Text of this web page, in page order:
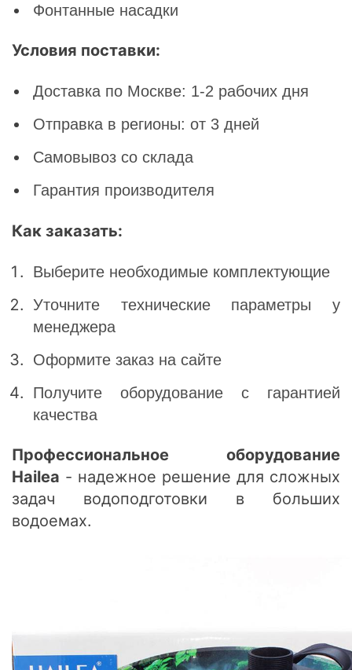
Фонтанные насадки
Условия поставки:
Доставка по Москве: 1-2 рабочих дня
Отправка в регионы: от 3 дней
Самовывоз со склада
Гарантия производителя
Как заказать:
Выберите необходимые комплектующие
Уточните технические параметры у
менеджера
Оформите заказ на сайте
Получите оборудование с гарантией
качества
Профессиональное оборудование
Hailea - надежное решение для сложных
задач водоподготовки в больших
водоемах.